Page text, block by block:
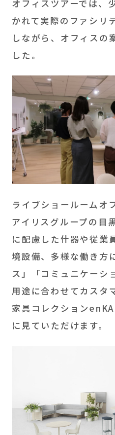
オフィスツアーでは、
かれて実際のファシリ
しながら、オフィスの
した。
ライブショールームオ
アイリスグループの目
に配慮した什器や従業
境設備、多様な働き方
ス」「コミュニケーシ
用途に合わせてカスタ
家具コレクション
に見ていただけます。